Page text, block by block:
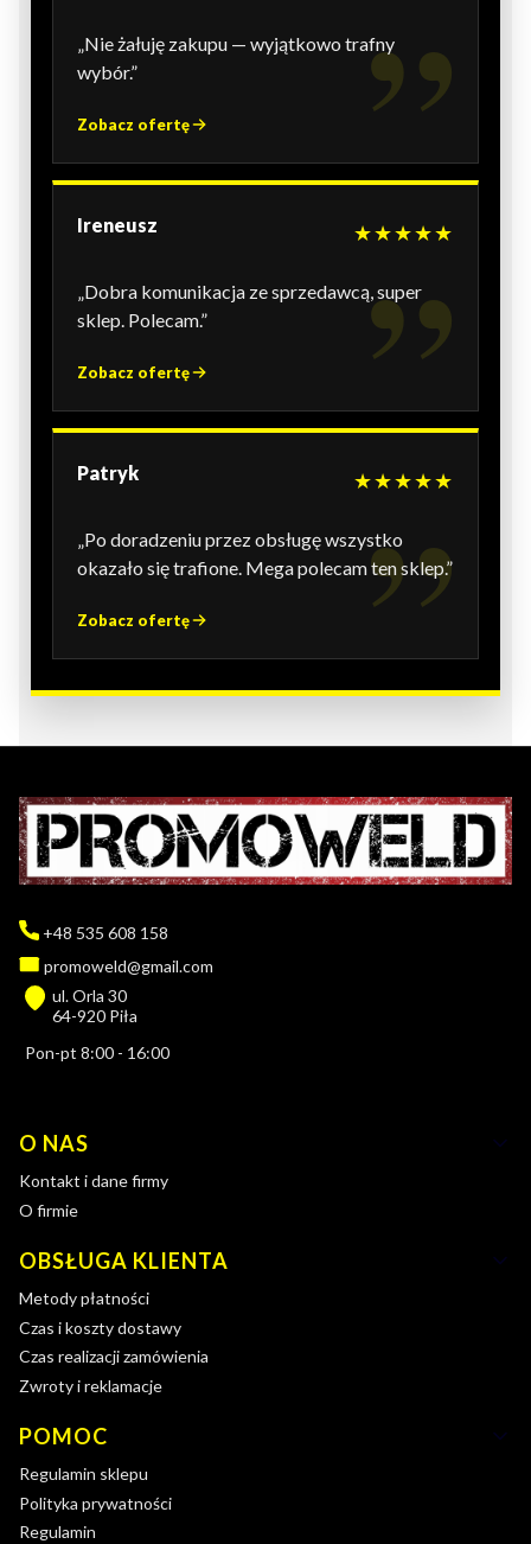
„Nie żałuję zakupu — wyjątkowo trafny
wybór.”
Zobacz ofertę
Ireneusz ★★★★★
„Dobra komunikacja ze sprzedawcą, super
sklep. Polecam.”
Zobacz ofertę
Patryk ★★★★★
„Po doradzeniu przez obsługę wszystko
okazało się trafione. Mega polecam ten sklep.”
Zobacz ofertę
+48 535 608 158
promoweld@gmail.com
ul. Orla 30
64-920 Piła
Pon-pt 8:00 - 16:00
Linki w stopce
O NAS
Kontakt i dane firmy
O firmie
OBSŁUGA KLIENTA
Metody płatności
Czas i koszty dostawy
Czas realizacji zamówienia
Zwroty i reklamacje
POMOC
Regulamin sklepu
Polityka prywatności
Regulamin